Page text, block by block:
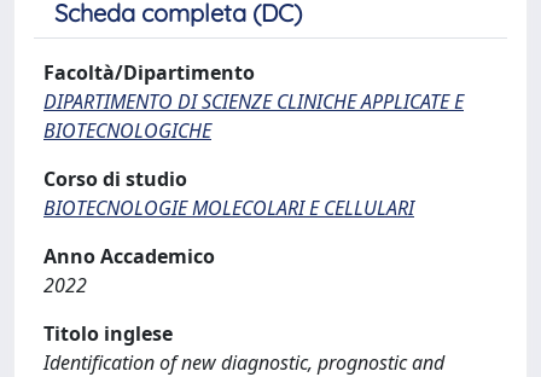
Scheda completa (DC)
Facoltà/Dipartimento
DIPARTIMENTO DI SCIENZE CLINICHE APPLICATE E
BIOTECNOLOGICHE
Corso di studio
BIOTECNOLOGIE MOLECOLARI E CELLULARI
Anno Accademico
2022
Titolo inglese
Identification of new diagnostic, prognostic and